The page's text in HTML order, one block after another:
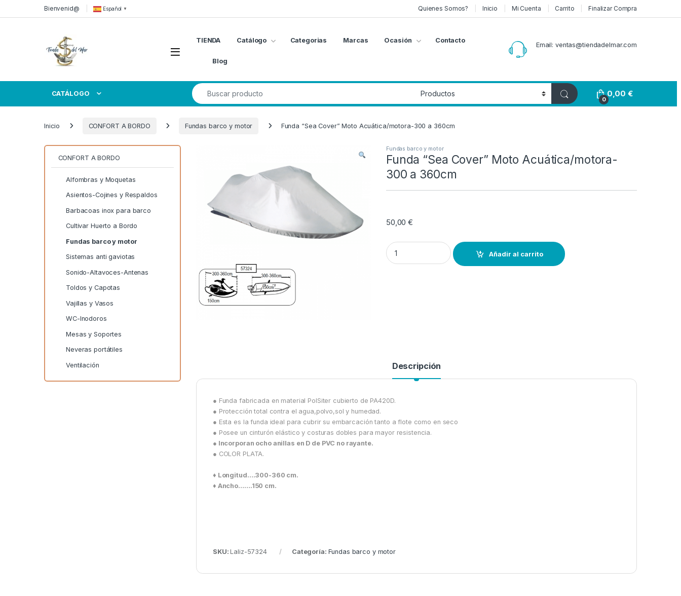
Skip to navigation
Skip to contentBienvenid@ Español ▼ Quienes Somos? Inicio Mi Cuenta Carrito Finalizar Compra
Open
TIENDA Catálogo Categorias Marcas Ocasión Contacto
Blog
Email: ventas@tiendadelmar.com
CATÁLOGO
Search for:
0
0,00€
Inicio CONFORT A BORDO Fundas barco y motor Funda “Sea Cover” Moto Acuática/motora-300 a 360cm
Fundas barco y motor
Funda “Sea Cover” Moto Acuática/motora-
300 a 360cm
50,00€
Funda “Sea Cover” Moto Acuática/motora-300 a 360cm quantity
Añadir al carrito
Descripción
● Funda fabricada en material PolSiter cubierto de PA420D.
● Protección total contra el agua,polvo,sol y humedad.
● Esta es la funda ideal para cubrir su embarcación tanto a flote como en seco
● Posee un cinturón elástico y costuras dobles para mayor resistencia.
● Incorporan ocho anillas en D de PVC no rayante.
● COLOR PLATA.
♦ Longitud….300-360 cm.
♦ Ancho…….150 cm.
SKU:Laliz-57324 Categoría: Fundas barco y motor
CONFORT A BORDO
Alfombras y Moquetas
Asientos-Cojines y Respaldos
Barbacoas inox para barco
Cultivar Huerto a Bordo
Fundas barco y motor
Sistemas anti gaviotas
Sonido-Altavoces-Antenas
Toldos y Capotas
Vajillas y Vasos
WC-Inodoros
Mesas y Soportes
Neveras portátiles
Ventilación